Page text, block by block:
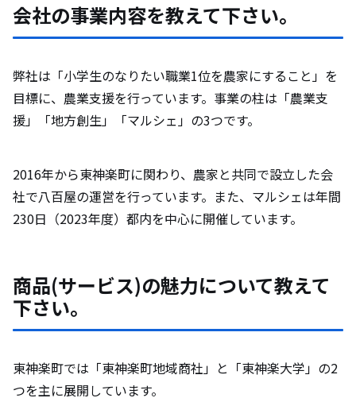
会社の事業内容を教えて下さい。
弊社は「小学生のなりたい職業1位を農家にすること」を
目標に、農業支援を行っています。事業の柱は「農業支
援」「地方創生」「マルシェ」の3つです。
2016年から東神楽町に関わり、農家と共同で設立した会
社で八百屋の運営を行っています。また、マルシェは年間
230日（2023年度）都内を中心に開催しています。
商品(サービス)の魅力について教えて
下さい。
東神楽町では「東神楽町地域商社」と「東神楽大学」の2
つを主に展開しています。